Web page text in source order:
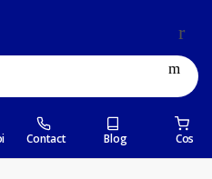
Contact Blog Cos